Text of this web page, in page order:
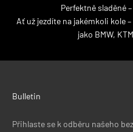
Perfektně sladěné
Ať už jezdíte na jakémkoli kole
jako BMW,
Bulletin
Přihlaste se k odběru našeho